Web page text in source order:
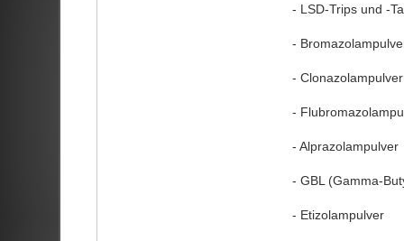
- LSD-Trips und -
-
- Clonazolampulver
-
- Alprazolampulver
- GBL (Gamma-
- Etizolampulver